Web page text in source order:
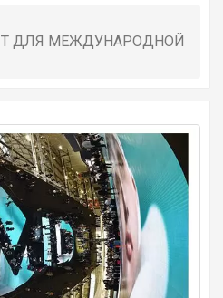
ДЛЯ МЕЖДУНАРОДНОЙ